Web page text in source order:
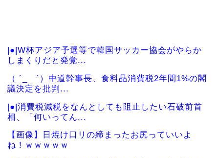
|●|W杯アジア予選等で韓国サッカー協会がやらか
しまくりだと発覚...
（ ´_ゝ`）中道幹事長、食料品消費税2年間1%の閣
議決定を批判...
|●|消費税減税をなんとしても阻止したい石破前首
相、「何いってん...
【画像】日焼け口リの締まったお尻っていいよ
ね！ｗｗｗｗｗ